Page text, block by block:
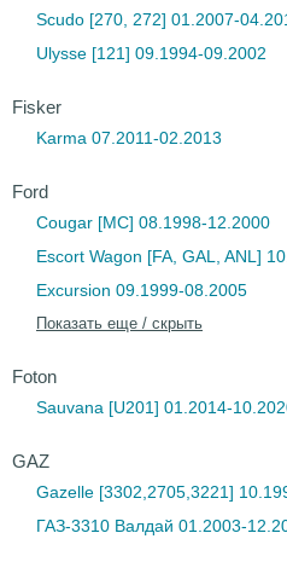
Scudo [270, 272] 01.2007-
Ulysse [121] 09.1994-09.2002
Fisker
Karma 07.2011-02.2013
Ford
Cougar [MC] 08.1998-12.2000
Escort Wagon [FA, GAL, ANL]
Excursion 09.1999-08.2005
Показать еще / скрыть
Foton
Sauvana [U201] 01.2014-
GAZ
Gazelle [3302,2705,3221]
ГАЗ-3310 Валдай 01.2003-